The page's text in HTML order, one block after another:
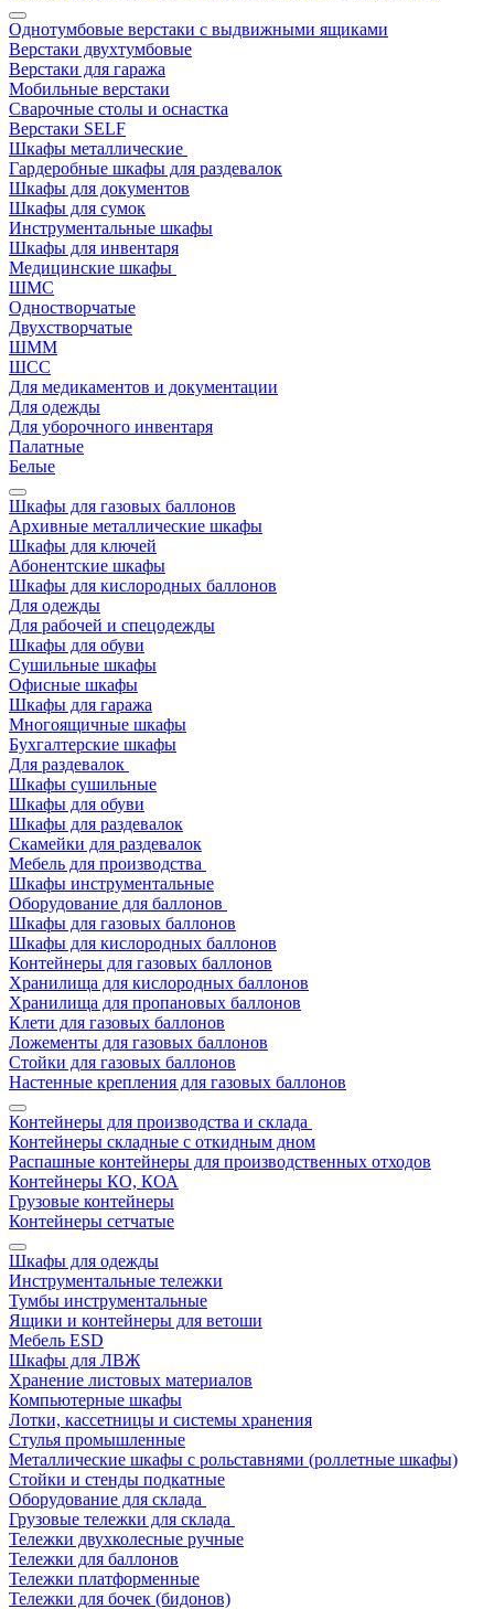
Однотумбовые верстаки с выдвижными ящиками
Верстаки двухтумбовые
Верстаки для гаража
Мобильные верстаки
Сварочные столы и оснастка
Верстаки SELF
Шкафы металлические
Гардеробные шкафы для раздевалок
Шкафы для документов
Шкафы для сумок
Инструментальные шкафы
Шкафы для инвентаря
Медицинские шкафы
ШМС
Одностворчатые
Двухстворчатые
ШММ
ШСС
Для медикаментов и документации
Для одежды
Для уборочного инвентаря
Палатные
Белые
Шкафы для газовых баллонов
Архивные металлические шкафы
Шкафы для ключей
Абонентские шкафы
Шкафы для кислородных баллонов
Для одежды
Для рабочей и спецодежды
Шкафы для обуви
Сушильные шкафы
Офисные шкафы
Шкафы для гаража
Многоящичные шкафы
Бухгалтерские шкафы
Для раздевалок
Шкафы сушильные
Шкафы для обуви
Шкафы для раздевалок
Скамейки для раздевалок
Мебель для производства
Шкафы инструментальные
Оборудование для баллонов
Шкафы для газовых баллонов
Шкафы для кислородных баллонов
Контейнеры для газовых баллонов
Хранилища для кислородных баллонов
Хранилища для пропановых баллонов
Клети для газовых баллонов
Ложементы для газовых баллонов
Стойки для газовых баллонов
Настенные крепления для газовых баллонов
Контейнеры для производства и склада
Контейнеры складные с откидным дном
Распашные контейнеры для производственных отходов
Контейнеры КО, КОА
Грузовые контейнеры
Контейнеры сетчатые
Шкафы для одежды
Инструментальные тележки
Тумбы инструментальные
Ящики и контейнеры для ветоши
Мебель ESD
Шкафы для ЛВЖ
Хранение листовых материалов
Компьютерные шкафы
Лотки, кассетницы и системы хранения
Стулья промышленные
Металлические шкафы с рольставнями (роллетные шкафы)
Стойки и стенды подкатные
Оборудование для склада
Грузовые тележки для склада
Тележки двухколесные ручные
Тележки для баллонов
Тележки платформенные
Тележки для бочек (бидонов)